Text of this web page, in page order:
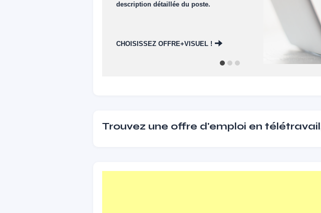
description détaillée du poste.
CHOISISSEZ OFFRE+VISUEL !
Trouvez une offre d'emploi en